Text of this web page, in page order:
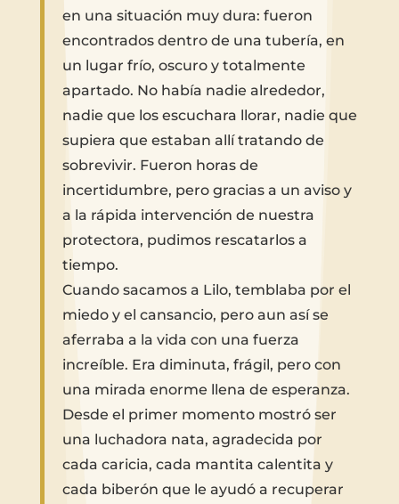
en una situación muy dura: fueron
encontrados dentro de una tubería, en
un lugar frío, oscuro y totalmente
apartado. No había nadie alrededor,
nadie que los escuchara llorar, nadie que
supiera que estaban allí tratando de
sobrevivir. Fueron horas de
incertidumbre, pero gracias a un aviso y
a la rápida intervención de nuestra
protectora, pudimos rescatarlos a
tiempo.
Cuando sacamos a Lilo, temblaba por el
miedo y el cansancio, pero aun así se
aferraba a la vida con una fuerza
increíble. Era diminuta, frágil, pero con
una mirada enorme llena de esperanza.
Desde el primer momento mostró ser
una luchadora nata, agradecida por
cada caricia, cada mantita calentita y
cada biberón que le ayudó a recuperar